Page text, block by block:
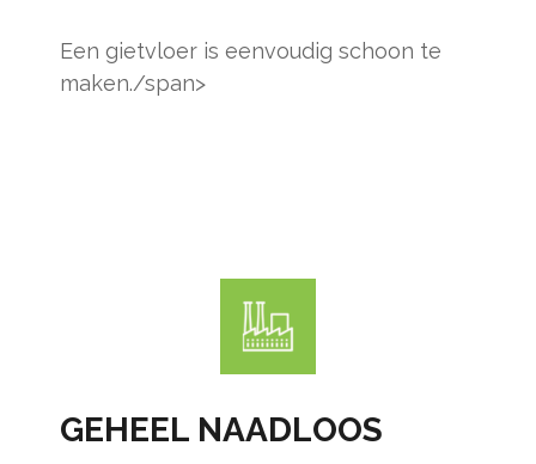
Een gietvloer is eenvoudig schoon te
maken./span>
GEHEEL NAADLOOS